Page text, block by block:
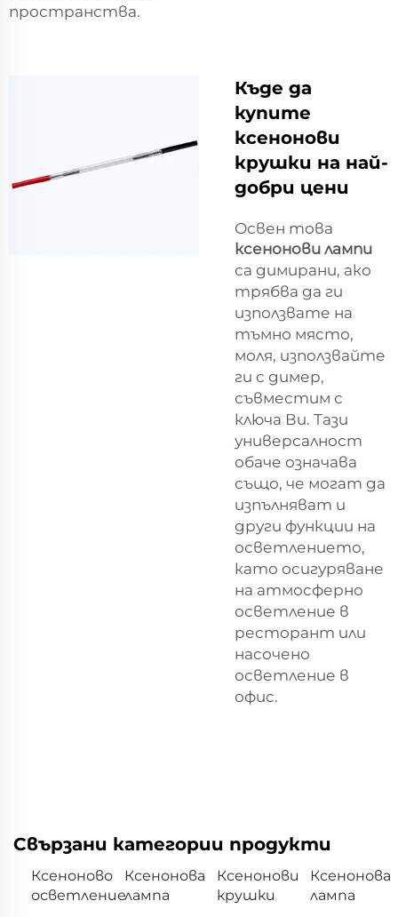
пространства.
Къде да
купите
ксенонови
крушки на най-
добри цени
Освен това
ксенонови лампи
са димирани, ако
трябва да ги
използвате на
тъмно място,
моля, използвайте
ги с димер,
съвместим с
ключа Ви. Тази
универсалност
обаче означава
също, че могат да
изпълняват и
други функции на
осветлението,
като осигуряване
на атмосферно
осветление в
ресторант или
насочено
осветление в
офис.
Свързани категории продукти
Ксеноново
осветление
Ксенонова
лампа
Ксенонови
крушки
Ксенонова
лампа